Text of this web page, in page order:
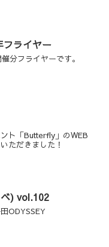
フライヤー
分フライヤーです。
ト「Butterfly」のWEB
ただきました！
) vol.102
ODYSSEY